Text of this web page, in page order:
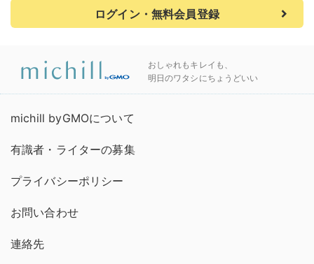
ログイン・無料会員登録
おしゃれもキレイも、
明日のワタシにちょうどいい
michill byGMOについて
有識者・ライターの募集
プライバシーポリシー
お問い合わせ
連絡先